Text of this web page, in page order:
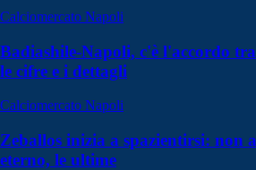
Calciomercato Napoli
Badiashile-Napoli, c'è l'accordo
le cifre e i dettagli
Calciomercato Napoli
Zeballos inizia a spazientirsi: non
eterno, le ultime